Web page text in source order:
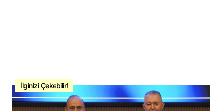
İlginizi Çekebilir!